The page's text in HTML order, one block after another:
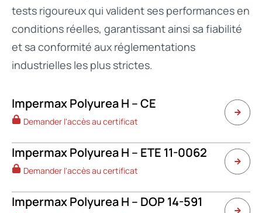
tests rigoureux qui valident ses performances en
conditions réelles, garantissant ainsi sa fiabilité
et sa conformité aux réglementations
industrielles les plus strictes.
Impermax Polyurea H – CE
Demander l'accès au certificat
Impermax Polyurea H – ETE 11-0062
Demander l'accès au certificat
Impermax Polyurea H – DOP 14-591